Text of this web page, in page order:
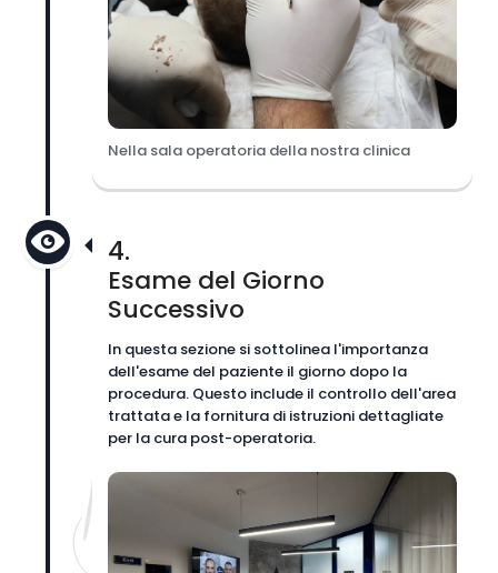
Nella sala operatoria della nostra clinica
4.
Esame del Giorno
Successivo
In questa sezione si sottolinea l'importanza
dell'esame del paziente il giorno dopo la
procedura. Questo include il controllo dell'area
trattata e la fornitura di istruzioni dettagliate
per la cura post-operatoria.